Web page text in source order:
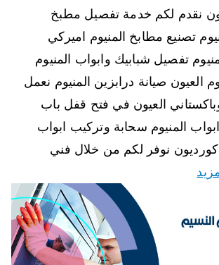
نقدم لكم خدمة تفصيل مطبخ
تصنيع مطابخ المنيوم اميركي
تفصيل شبابيك وابواب المنيوم
العيون صيانة درابزين المنيوم نعمل
العيون في فتح قفل باب
المنيوم سحابة وتركيب ابواب
نوفر لكم من خلال فني